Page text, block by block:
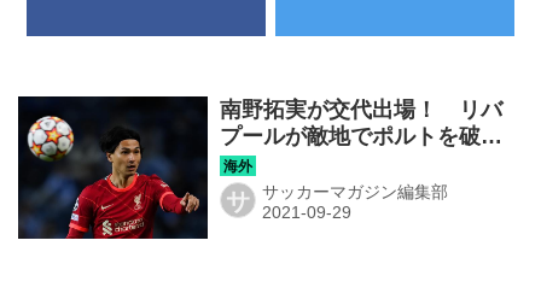
南野拓実が交代出場！ リバ
プールが敵地でポルトを破
り、連勝でＢ組首位をキープ
【CL】
サ サッカーマガジン編集部